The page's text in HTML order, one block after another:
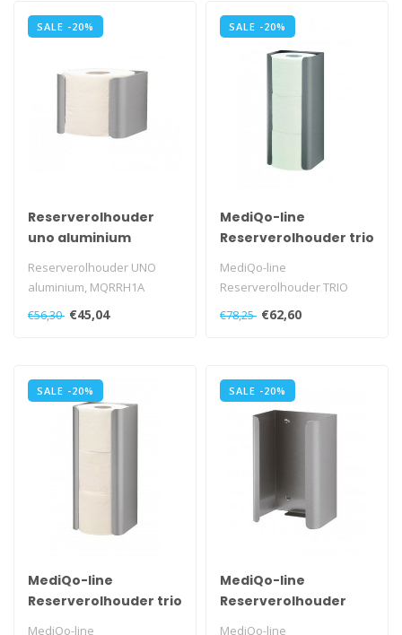
SALE -20%
Reserverolhouder
uno aluminium
Reserverolhouder UNO
aluminium, MQRRH1A
€56,30 €45,04
SALE -20%
MediQo-line
Reserverolhouder trio
MediQo-line
Reserverolhouder TRIO
RVS, MQRRH3E
€78,25 €62,60
SALE -20%
MediQo-line
Reserverolhouder trio
aluminium
MediQo-line
SALE -20%
MediQo-line
Reserverolhouder
duo RVS
MediQo-line